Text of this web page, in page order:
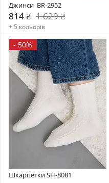
Джинси  BR-2952
814 ₴ 1 629 ₴
+ 5 кольорів
- 50%
Шкарпетки SH-8081